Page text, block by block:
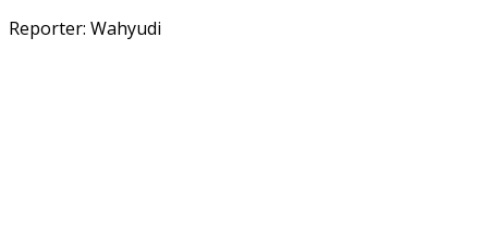
Reporter: Wahyudi